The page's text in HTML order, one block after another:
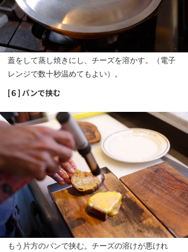
蓋をして蒸し焼きにし、チーズを溶かす。（電子
レンジで数十秒温めてもよい）。
[６] パンで挟む
もう片方のパンで挟む。チーズの溶けが悪けれ